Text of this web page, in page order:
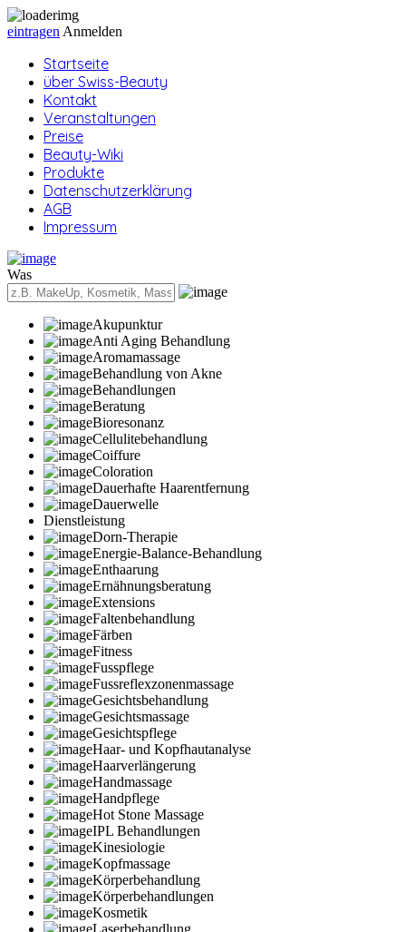
eintragen Anmelden
Startseite
über Swiss-Beauty
Kontakt
Veranstaltungen
Preise
Beauty-Wiki
Produkte
Datenschutzerklärung
AGB
Impressum
Was
Akupunktur
Anti Aging Behandlung
Aromamassage
Behandlung von Akne
Behandlungen
Beratung
Bioresonanz
Cellulitebehandlung
Coiffure
Coloration
Dauerhafte Haarentfernung
Dauerwelle
Dienstleistung
Dorn-Therapie
Energie-Balance-Behandlung
Enthaarung
Ernähnungsberatung
Extensions
Faltenbehandlung
Färben
Fitness
Fusspflege
Fussreflexzonenmassage
Gesichtsbehandlung
Gesichtsmassage
Gesichtspflege
Haar- und Kopfhautanalyse
Haarverlängerung
Handmassage
Handpflege
Hot Stone Massage
IPL Behandlungen
Kinesiologie
Kopfmassage
Körperbehandlung
Körperbehandlungen
Kosmetik
Laserbehandlung